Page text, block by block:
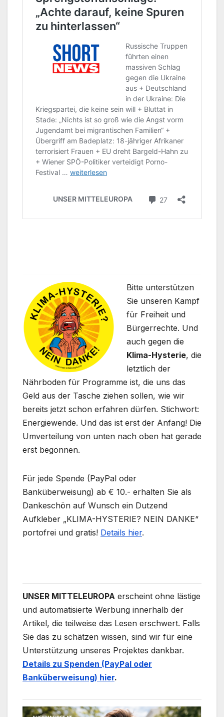
Bitte unterstützen
Sie unseren Kampf
für Freiheit und
Bürgerrechte. Und
auch gegen die
Klima-Hysterie, die
letztlich der
Nährboden für Programme ist, die uns das
Geld aus der Tasche ziehen sollen, wie wir
bereits jetzt schon erfahren dürfen. Stichwort:
Energiewende. Und das ist erst der Anfang! Die
Umverteilung von unten nach oben hat gerade
erst begonnen.
Für jede Spende (PayPal oder
Banküberweisung) ab € 10.- erhalten Sie als
Dankeschön auf Wunsch ein Dutzend
Aufkleber „KLIMA-HYSTERIE? NEIN DANKE“
portofrei und gratis! Details hier.
UNSER MITTELEUROPA erscheint ohne lästige
und automatisierte Werbung innerhalb der
Artikel, die teilweise das Lesen erschwert. Falls
Sie das zu schätzen wissen, sind wir für eine
Unterstützung unseres Projektes dankbar.
Details zu Spenden (PayPal oder
Banküberweisung) hier.